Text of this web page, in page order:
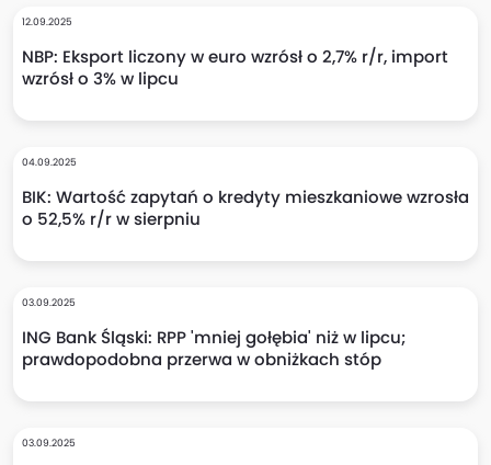
12.09.2025
NBP: Eksport liczony w euro wzrósł o 2,7% r/r, import
wzrósł o 3% w lipcu
04.09.2025
BIK: Wartość zapytań o kredyty mieszkaniowe wzrosła
o 52,5% r/r w sierpniu
03.09.2025
ING Bank Śląski: RPP 'mniej gołębia' niż w lipcu;
prawdopodobna przerwa w obniżkach stóp
03.09.2025